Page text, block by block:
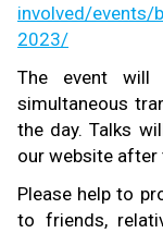
involved/events/
2023/
The event
simultaneous
the day. Talks
our website after
Please help to
to friends,